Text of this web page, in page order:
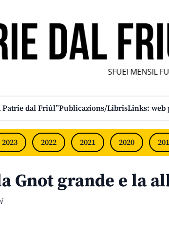
SFUEI MENSÎL
Patrie dal Friûl”Publicazions/LibrisLinks:
2023 2022 2021 2020
Gnot grande e la